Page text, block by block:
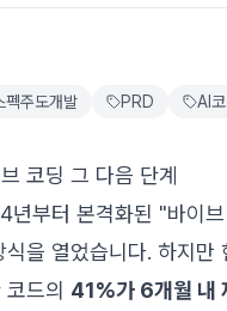
펙주도개발 PRD AI
코딩 그 다음 단계
년부터 본격화된 "바이
식을 열었습니다. 하지
드의 41%가 6개월 내